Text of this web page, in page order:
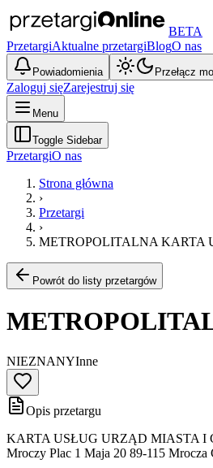
BETA
PrzetargiAktualne przetargiBlogO nas
Powiadomienia Przełącz
Zaloguj sięZarejestruj się
Menu
Toggle Sidebar
PrzetargiO nas
Strona główna
›
Przetargi
›
METROPOLITALNA KARTA
Powrót do listy przetargów
NIEZNANYInne
Opis przetargu
KARTA USŁUG URZĄD MIASTA I
Mroczy Plac 1 Maja 20 89-115 Mrocza